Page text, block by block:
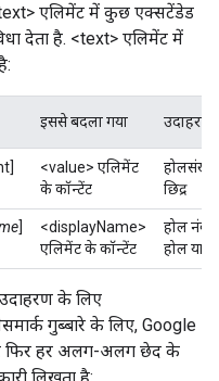
एलिमेंट में कुछ एक्सटेंडेड
देता है. <text> एलिमेंट में
इससे बदला गया उदाहरण
<value> एलिमेंट
के कॉन्टेंट
छिद्र
]
<displayName>
एलिमेंट के कॉन्टेंट
होल नंबर,
होल यार्ड
के लिए
गुब्बारे के लिए, Google
फिर हर अलग-अलग छेद के